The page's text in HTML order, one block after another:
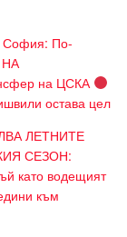
София: По-
на ЦСКА
остава цел
ЛЕТНИТЕ
СЕЗОН:
като водещият
към